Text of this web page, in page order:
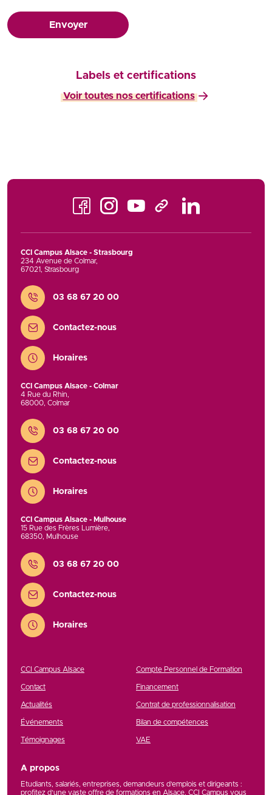
Envoyer
Labels et certifications
Voir toutes nos certifications
FacebookInstagramYoutube TikTok
CCI Campus Alsace - Strasbourg
234 Avenue de Colmar,
67021, Strasbourg
Contact
03 68 67 20 00
Contactez-nous
Horaires
CCI Campus Alsace - Colmar
4 Rue du Rhin,
68000, Colmar
Contact
03 68 67 20 00
Contactez-nous
Horaires
CCI Campus Alsace - Mulhouse
15 Rue des Frères Lumière,
68350, Mulhouse
Contact
03 68 67 20 00
Contactez-nous
Horaires
CCI Campus Alsace
Contact
Actualités
Événements
Témoignages
Compte Personnel de Formation
Financement
Contrat de professionnalisation
Bilan de compétences
VAE
A propos
Etudiants, salariés, entreprises, demandeurs d’emplois et dirigeants :
profitez d’une vaste offre de formations en Alsace. CCI Campus vous